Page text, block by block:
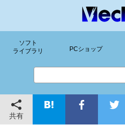
ソフト
ライブラリ
PCショップ
共有